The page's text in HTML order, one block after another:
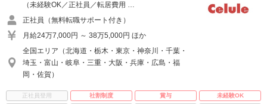
（未経験OK／正社員／転居費用 …
正社員（無料転職サポート付き）
月給24万7,000円 ～ 38万5,000円 ほか
全国エリア（北海道・栃木・東京・神奈川・千葉・
埼玉・富山・岐阜・三重・大阪・兵庫・広島・福
岡・佐賀）
正社員登用 社割制度 賞与
未経験OK